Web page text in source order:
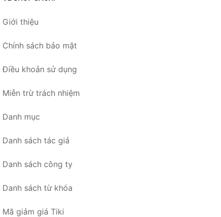
Giới thiệu
Chính sách bảo mật
Điều khoản sử dụng
Miễn trừ trách nhiệm
Danh mục
Danh sách tác giả
Danh sách công ty
Danh sách từ khóa
Mã giảm giá Tiki